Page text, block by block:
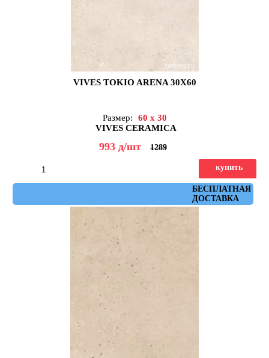
VIVES TOKIO ARENA 30X60
Размер:
60 x 30
VIVES CERAMICA
993 д/шт 1289
БЕСПЛАТНАЯ
ДОСТАВКА
купить